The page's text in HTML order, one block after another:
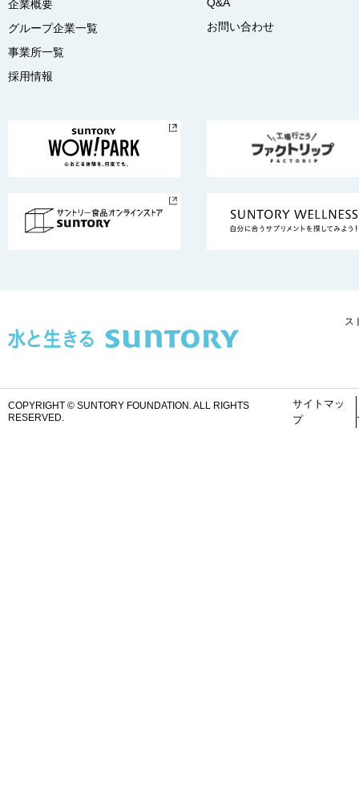
企業概要
グループ企業一覧
事業所一覧
採用情報
お問い合わせ
ス
COPYRIGHT © SUNTORY FOUNDATION.ALL RIGHTS
RESERVED.
サイトマッ
プ